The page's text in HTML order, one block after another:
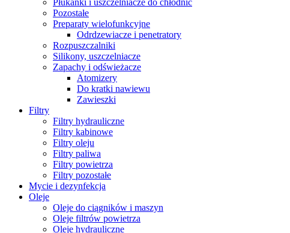
Płukanki i uszczelniacze do chłodnic
Pozostałe
Preparaty wielofunkcyjne
Odrdzewiacze i penetratory
Rozpuszczalniki
Silikony, uszczelniacze
Zapachy i odświeżacze
Atomizery
Do kratki nawiewu
Zawieszki
Filtry
Filtry hydrauliczne
Filtry kabinowe
Filtry oleju
Filtry paliwa
Filtry powietrza
Filtry pozostałe
Mycie i dezynfekcja
Oleje
Oleje do ciągników i maszyn
Oleje filtrów powietrza
Oleje hydrauliczne